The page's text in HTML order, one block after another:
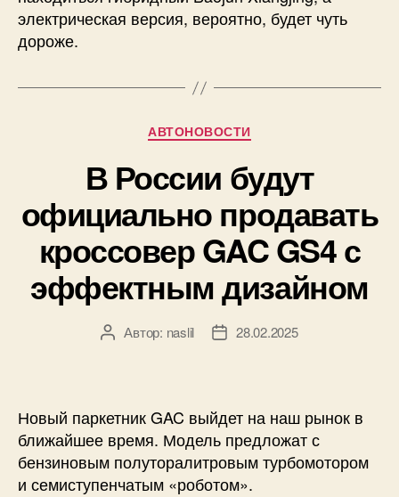
электрическая версия, вероятно, будет чуть
дороже.
Рубрики
АВТОНОВОСТИ
В России будут
официально продавать
кроссовер GAC GS4 с
эффектным дизайном
АвторАвтор: naslil
Дата28.02.2025
Новый паркетник GAC выйдет на наш рынок в
ближайшее время. Модель предложат с
бензиновым полуторалитровым турбомотором
и семиступенчатым «роботом».